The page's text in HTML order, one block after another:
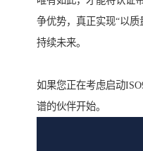
争优势，真正实现“以质
持续未来。
如果您正在考虑启动
谱的伙伴开始。